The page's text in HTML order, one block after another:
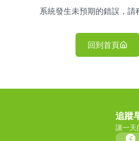
系統發生未預期的錯誤，請
回到首頁
追蹤
讓一天